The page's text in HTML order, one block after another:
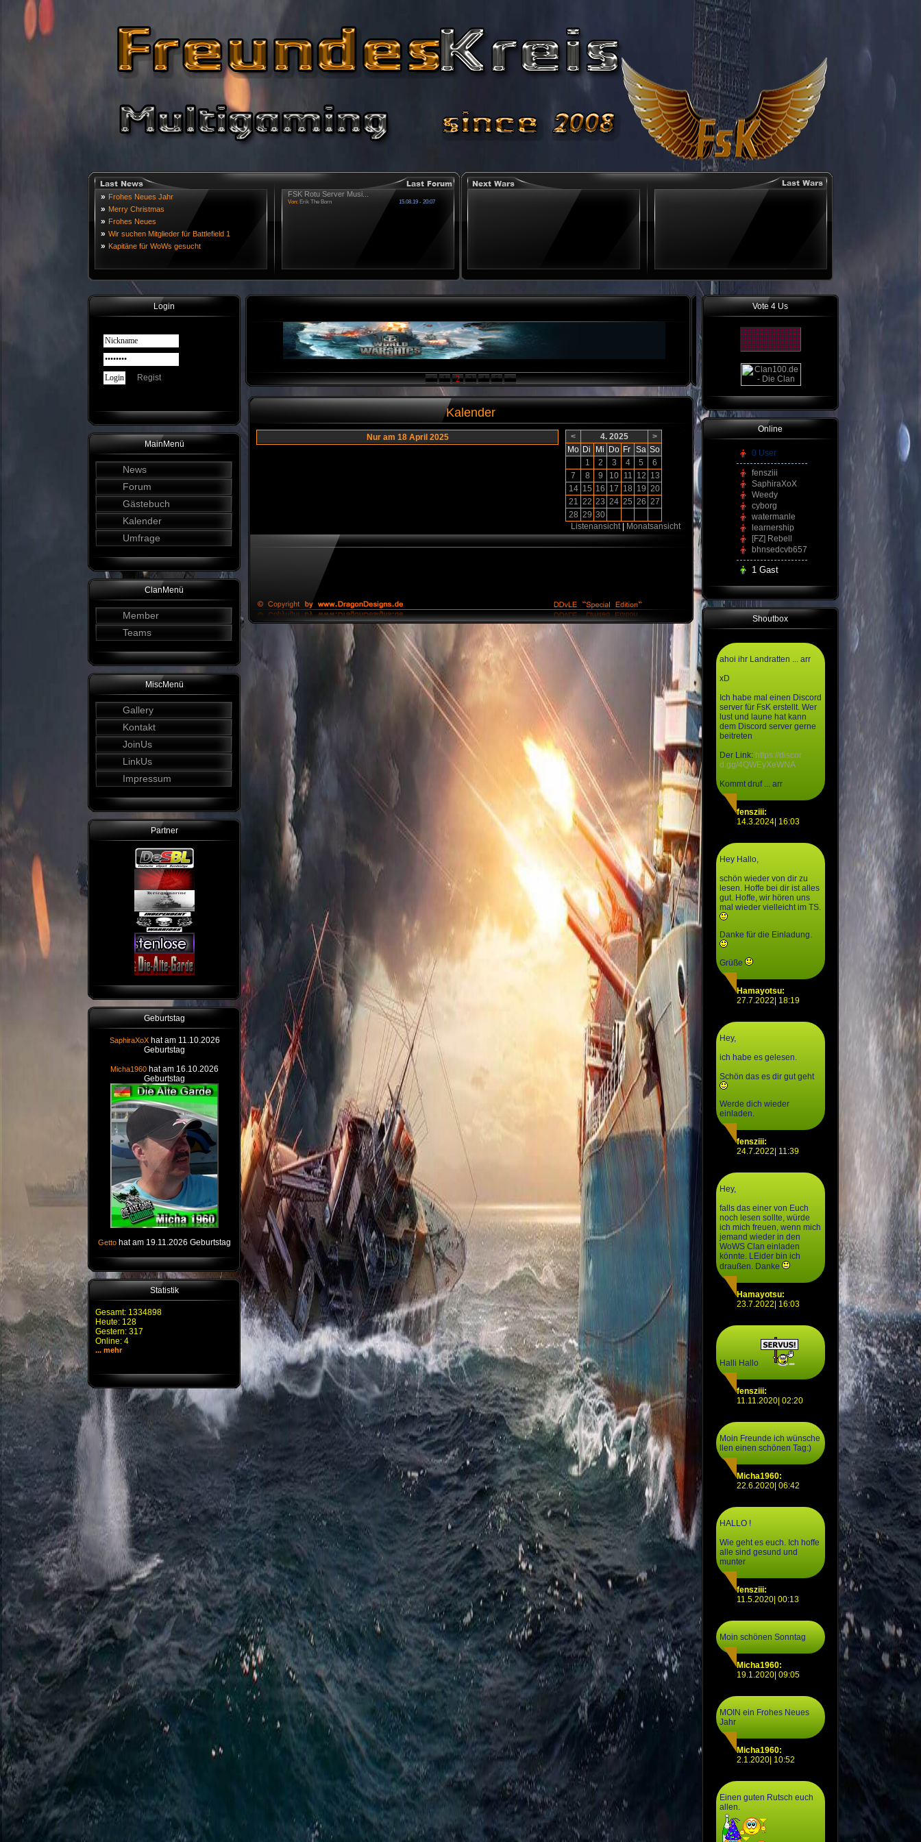
» Frohes Neues Jahr
» Merry Christmas
» Frohes Neues
» Wir suchen Mitglieder für Battlefield 1
» Kapitäne für WoWs gesucht
FSK Rotu Server Musi...
Von: Erik The Born 15.08.19 - 20:07
Login
Regist
MainMenü
News
Forum
Gästebuch
Kalender
Umfrage
ClanMenü
Member
Teams
MiscMenü
Gallery
Kontakt
JoinUs
LinkUs
Impressum
Partner
Geburtstag
SaphiraXoXhat am 11.10.2026
Geburtstag
Micha1960 hat am 16.10.2026
Geburtstag
Getto hat am 19.11.2026 Geburtstag
Statistik
Gesamt: 1334898
Heute: 128
Gestern: 317
Online: 4
... mehr
< 1 2 3 4 5 >
Kalender
Nur am 18 April 2025 < 4. 2025
>
Mo Di Mi Do Fr Sa So
1
2 3 4 5
6
7
8 9 10 11 12 13
14 15 16 17 18 19 20
21 22 23 24 25 26 27
28 29 30
Listenansicht| Monatsansicht
Vote 4 Us
Online
0 User
fensziii
SaphiraXoX
Weedy
cyborg
watermanle
learnership
[FZ] Rebell
bhnsedcvb657
1 Gast
Shoutbox
ahoi ihr Landratten ... arr
xD
Ich habe mal einen Discord
server für FsK erstellt. Wer
lust und laune hat kann
dem Discord server gerne
beitreten
Der Link: https://discor
d.gg/4QWEyXeWNA
Kommt druf ... arr
fensziii:
14.3.2024| 16:03
Hey Hallo,
schön wieder von dir zu
lesen. Hoffe bei dir ist alles
gut. Hoffe, wir hören uns
mal wieder vielleicht im TS.
Danke für die Einladung.
Grüße
Hamayotsu:
27.7.2022| 18:19
Hey,
ich habe es gelesen.
Schön das es dir gut geht
Werde dich wieder
einladen.
fensziii:
24.7.2022| 11:39
Hey,
falls das einer von Euch
noch lesen sollte, würde
ich mich freuen, wenn mich
jemand wieder in den
WoWS Clan einladen
könnte. LEider bin ich
draußen. Danke
Hamayotsu:
23.7.2022| 16:03
Halli Hallo
fensziii:
11.11.2020| 02:20
Moin Freunde ich wünsche
llen einen schönen Tag:)
Micha1960:
22.6.2020| 06:42
HALLO !
Wie geht es euch. Ich hoffe
alle sind gesund und
munter
fensziii:
11.5.2020| 00:13
Moin schönen Sonntag
Micha1960:
19.1.2020| 09:05
MOIN ein Frohes Neues
Jahr
Micha1960:
2.1.2020| 10:52
Einen guten Rutsch euch
allen.